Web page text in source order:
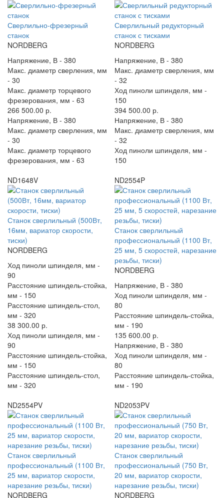
Сверлильно-фрезерный
станок
NORDBERG
Напряжение, В - 380
Макс. диаметр сверления, мм
- 30
Макс. диаметр торцевого
фрезерования, мм - 63
266 500.00 р.
Напряжение, В - 380
Макс. диаметр сверления, мм
- 30
Макс. диаметр торцевого
фрезерования, мм - 63
Сверлильный редукторный
станок с тисками
NORDBERG
Напряжение, В - 380
Макс. диаметр сверления, мм
- 32
Ход пиноли шпинделя, мм -
150
394 500.00 р.
Напряжение, В - 380
Макс. диаметр сверления, мм
- 32
Ход пиноли шпинделя, мм -
150
ND1648V
Станок сверлильный (500Вт,
16мм, вариатор скорости,
тиски)
NORDBERG
Ход пиноли шпинделя, мм -
90
Расстояние шпиндель-стойка,
мм - 150
Расстояние шпиндель-стол,
мм - 320
38 300.00 р.
Ход пиноли шпинделя, мм -
90
Расстояние шпиндель-стойка,
мм - 150
Расстояние шпиндель-стол,
мм - 320
ND2554P
Станок сверлильный
профессиональный (1100 Вт,
25 мм, 5 скоростей, нарезание
резьбы, тиски)
NORDBERG
Напряжение, В - 380
Ход пиноли шпинделя, мм -
80
Расстояние шпиндель-стойка,
мм - 190
135 600.00 р.
Напряжение, В - 380
Ход пиноли шпинделя, мм -
80
Расстояние шпиндель-стойка,
мм - 190
ND2554PV
Станок сверлильный
профессиональный (1100 Вт,
25 мм, вариатор скорости,
нарезание резьбы, тиски)
NORDBERG
ND2053PV
Станок сверлильный
профессиональный (750 Вт,
20 мм, вариатор скорости,
нарезание резьбы, тиски)
NORDBERG